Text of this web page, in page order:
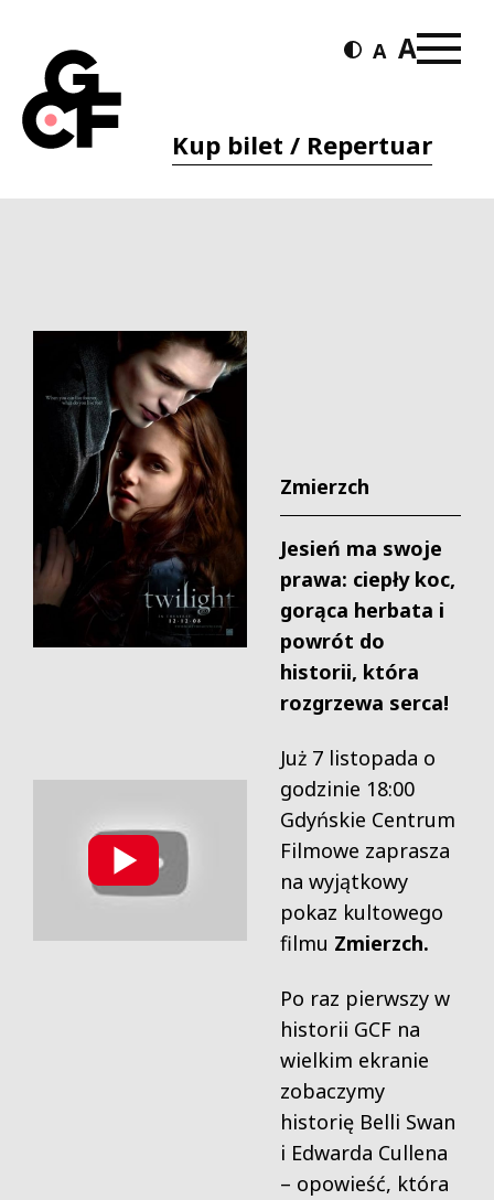
Kup bilet / Repertuar
Zmierzch
Jesień ma swoje
prawa: ciepły koc,
gorąca herbata i
powrót do
historii, która
rozgrzewa serca!
Już 7 listopada o
godzinie 18:00
Gdyńskie Centrum
Filmowe zaprasza
na wyjątkowy
pokaz kultowego
filmu Zmierzch.
Po raz pierwszy w
historii GCF na
wielkim ekranie
zobaczymy
historię Belli Swan
i Edwarda Cullena
– opowieść, która